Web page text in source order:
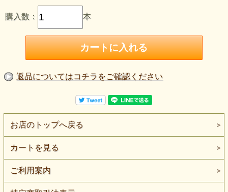
購入数： 本
返品についてはコチラをご確認ください
お店のトップへ戻る
カートを見る
ご利用案内